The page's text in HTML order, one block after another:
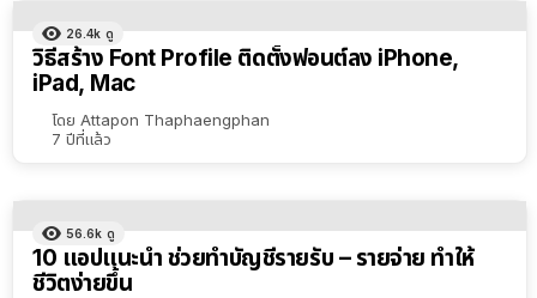
26.4k ดู
วิธีสร้าง Font Profile ติดตั้งฟอนต์ลง iPhone,
iPad, Mac
โดย Attapon Thaphaengphan
7 ปีที่แล้ว
56.6k ดู
10 แอปแนะนำ ช่วยทำบัญชีรายรับ – รายจ่าย ทำให้
ชีวิตง่ายขึ้น